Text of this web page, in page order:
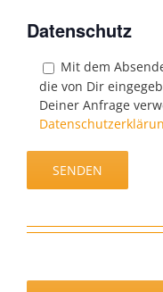
Datenschutz
Mit dem
die von Dir
Deiner Anfrage